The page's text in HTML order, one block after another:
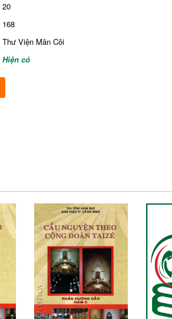
20
168
Thư Viện Mân Côi
Hiện có